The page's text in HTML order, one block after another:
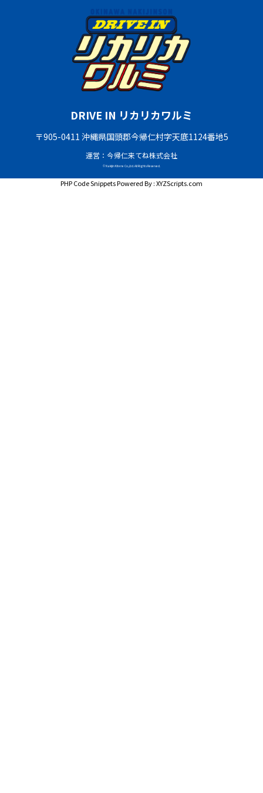
DRIVE IN リカリカワルミ
〒905-0411 沖縄県国頭郡今帰仁村字天底1124番地5
運営：今帰仁来てね株式会社
© Nakijin Kitene Co.,Ltd. All Rights Reserved.
PHP Code SnippetsPowered By :XYZScripts.com